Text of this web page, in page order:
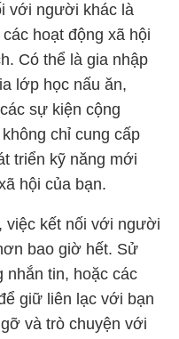
với người khác là
hoạt động xã hội
Có thể là gia nhập
lớp học nấu ăn,
sự kiện cộng
chỉ cung cấp
triển kỹ năng mới
hội của bạn.
việc kết nối với người
bao giờ hết. Sử
nhắn tin, hoặc các
giữ liên lạc với bạn
và trò chuyện với